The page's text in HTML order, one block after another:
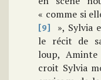
« comme si
[9]
», Sylvia
le récit de
loup,
croit Sylvia